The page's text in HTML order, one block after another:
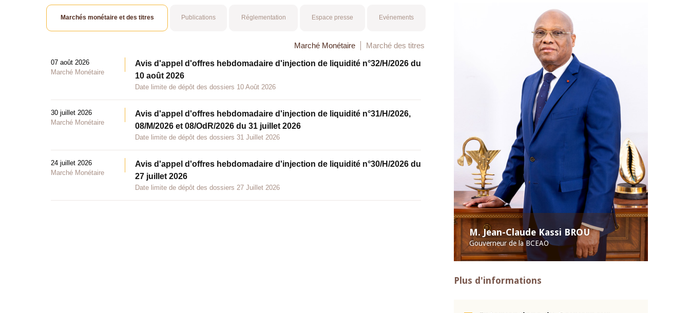
M. Jean-Claude Kassi BROU
Gouverneur de la BCEAO
Plus d'informations
Marchés monétaire et des titres Publications Réglementation Espace presse Evénements
Marché Monétaire Marché des titres
07 août 2026
Marché Monétaire
Avis d'appel d'offres hebdomadaire d'injection de liquidité n°32/H/2026 du
10 août 2026
Date limite de dépôt des dossiers 10 Août 2026
30 juillet 2026
Marché Monétaire
Avis d'appel d'offres hebdomadaire d'injection de liquidité n°31/H/2026,
08/M/2026 et 08/OdR/2026 du 31 juillet 2026
Date limite de dépôt des dossiers 31 Juillet 2026
24 juillet 2026
Marché Monétaire
Avis d'appel d'offres hebdomadaire d'injection de liquidité n°30/H/2026 du
27 juillet 2026
Date limite de dépôt des dossiers 27 Juillet 2026